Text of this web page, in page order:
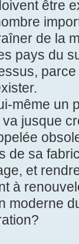
être
de la
pays du
même un
jusque
de sa
et
à
moderne